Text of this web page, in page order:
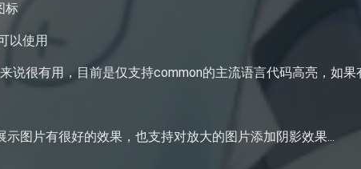
标
以使用
说很有用，目前是仅支持common的主流语言代码高亮，如
图片有很好的效果，也支持对放大的图片添加阴影效果...